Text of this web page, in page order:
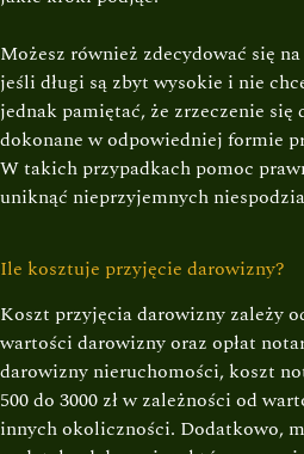
Możesz również zdecydować się
jeśli długi są zbyt wysokie i nie
jednak pamiętać, że zrzeczenie
dokonane w odpowiedniej formie
W takich przypadkach pomoc
uniknąć nieprzyjemnych
Ile kosztuje przyjęcie darowizny?
Koszt przyjęcia darowizny zależy
wartości darowizny oraz opłat
darowizny nieruchomości, koszt
500 do 3000 zł w zależności od
innych okoliczności. Dodatkowo,